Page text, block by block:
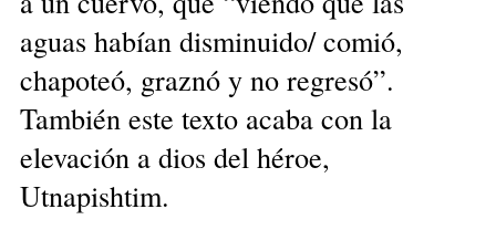
aguas habían disminuido/ comió,
chapoteó, graznó y no regresó”.
También este texto acaba con la
elevación a dios del héroe,
Utnapishtim.